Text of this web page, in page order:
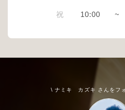
祝 10:00 ~
\ ナミキ カズキ さんをフ